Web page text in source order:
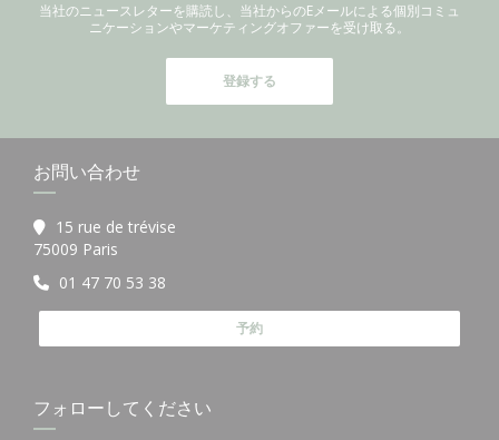
当社のニュースレターを購読し、当社からのEメールによる個別コミュ
ニケーションやマーケティングオファーを受け取る。
登録する
お問い合わせ
15 rue de trévise
75009 Paris
01 47 70 53 38
予約
フォローしてください